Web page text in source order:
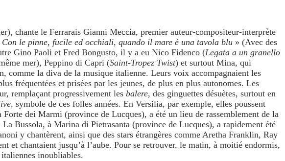
chante le Ferrarais Gianni Meccia, premier auteur-compositeur-interprète
Con le pinne, fucile ed occhiali, quando il mare è una tavola blu » (Avec des
Gino Paoli et Fred Bongusto, il y a eu Nico Fidenco (Legata a un granello
mer), Peppino di Capri (Saint-Tropez Twist) et surtout Mina, qui
comme la diva de la musique italienne. Leurs voix accompagnaient les
fréquentées et prisées par les jeunes, de plus en plus autonomes. Les
remplaçant progressivement les balere, des ginguettes désuètes, surtout en
, symbole de ces folles années. En Versilia, par exemple, elles poussent
dei Marmi (province de Lucques), a été un lieu de rassemblement de la
Bussola, à Marina di Pietrasanta (province de Lucques), a rapidement été
y chantèrent, ainsi que des stars étrangères comme Aretha Franklin, Ray
et chantaient jusqu’à l’aube. Pour se retrouver, le matin, à moitié endormis,
italiennes inoubliables.